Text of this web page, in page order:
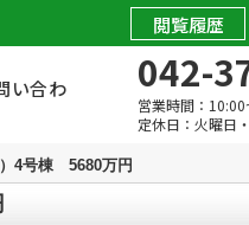
閲覧履歴
い合わ 042-
営業時間：
定休日：火曜日
4号棟 5680万円